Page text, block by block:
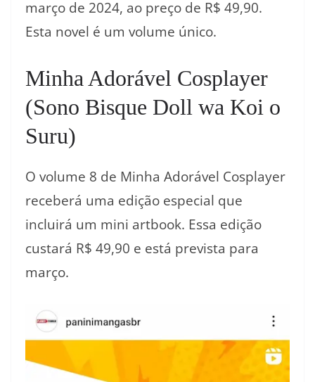
março de 2024, ao preço de R$ 49,90.
Esta novel é um volume único.
Minha Adorável Cosplayer
(Sono Bisque Doll wa Koi o
Suru)
O volume 8 de Minha Adorável Cosplayer
receberá uma edição especial que
incluirá um mini artbook. Essa edição
custará R$ 49,90 e está prevista para
março.